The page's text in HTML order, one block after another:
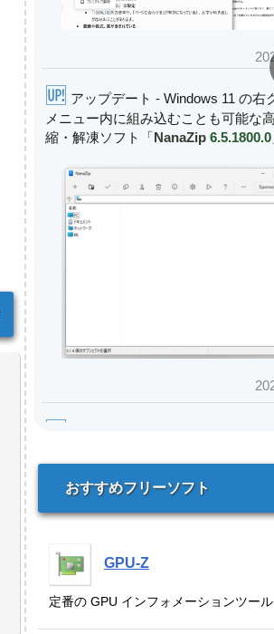
おすすめフリーソフト
GPU-Z
定番の GPU インフォメーションツール